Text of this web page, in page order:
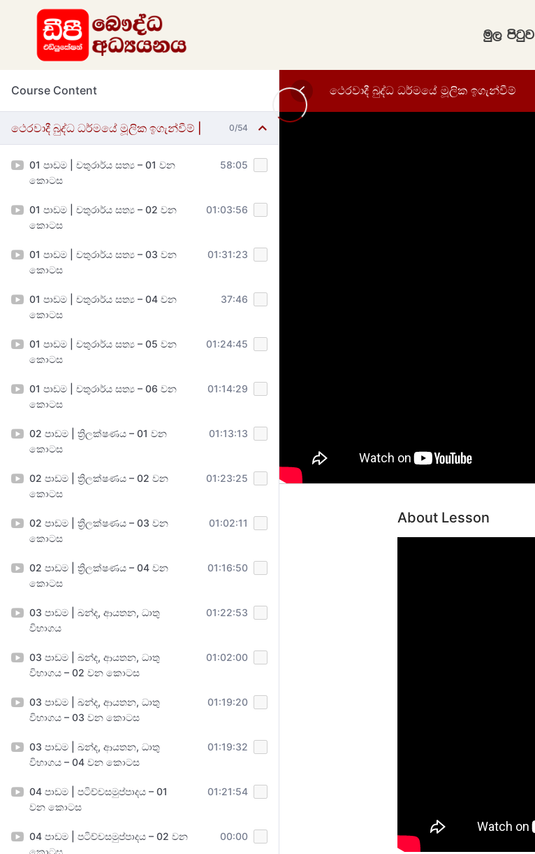
uq, msgqj
Course Content
ථෙරවාදී බුද්ධ ධර්මයේ මූලික ඉගැන්වීම් | 0/54
01 පාඩම | චතුරාර්ය සත්‍ය – 01 වන
කොටස
58:05
01 පාඩම | චතුරාර්ය සත්‍ය – 02 වන
කොටස
01:03:56
01 පාඩම | චතුරාර්ය සත්‍ය – 03 වන
කොටස
01:31:23
01 පාඩම | චතුරාර්ය සත්‍ය – 04 වන
කොටස
37:46
01 පාඩම | චතුරාර්ය සත්‍ය – 05 වන
කොටස
01:24:45
01 පාඩම | චතුරාර්ය සත්‍ය – 06 වන
කොටස
01:14:29
02 පාඩම | ත්‍රිලක්ෂණය – 01 වන
කොටස
01:13:13
02 පාඩම | ත්‍රිලක්ෂණය – 02 වන
කොටස
01:23:25
02 පාඩම | ත්‍රිලක්ෂණය – 03 වන
කොටස
01:02:11
02 පාඩම | ත්‍රිලක්ෂණය – 04 වන
කොටස
01:16:50
03 පාඩම | ඛන්ද, ආයතන, ධාතු
විභාගය
01:22:53
03 පාඩම | ඛන්ද, ආයතන, ධාතු
විභාගය – 02 වන කොටස
01:02:00
03 පාඩම | ඛන්ද, ආයතන, ධාතු
විභාගය – 03 වන කොටස
01:19:20
03 පාඩම | ඛන්ද, ආයතන, ධාතු
විභාගය – 04 වන කොටස
01:19:32
04 පාඩම | පටිච්චසමුප්පාදය – 01
වන කොටස
01:21:54
04 පාඩම | පටිච්චසමුප්පාදය – 02 වන
කොටස
00:00
ථෙරවාදී බුද්ධ ධර්මයේ මූලික ඉගැන්වීම්
About Lesson